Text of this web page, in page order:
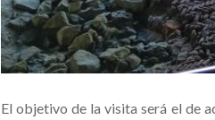
El objetivo de la visita será el de